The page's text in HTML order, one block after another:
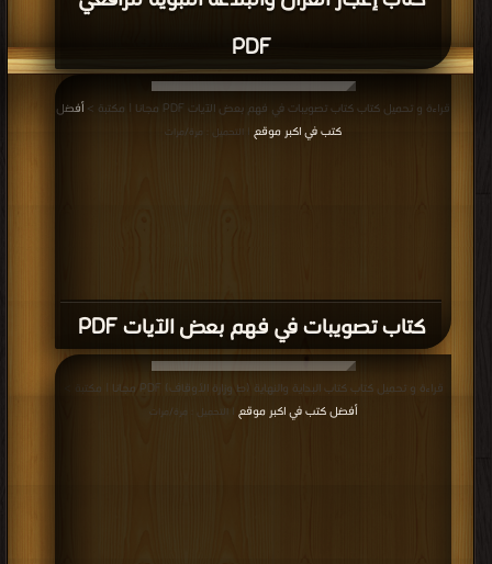
PDF
كتاب تصويبات في فهم بعض الآيات PDF
قراءة و تحميل كتاب كتاب تصويبات في فهم بعض الآيات PDF مجانا | مكتبة >
أفضل
كتب في اكبر موقع
| التحميل : مرة/مرات
قراءة و تحميل كتاب كتاب البداية والنهاية (ط وزارة الأوقاف) PDF مجانا | مكتبة >
أفضل كتب في اكبر موقع | التحميل : مرة/مرات